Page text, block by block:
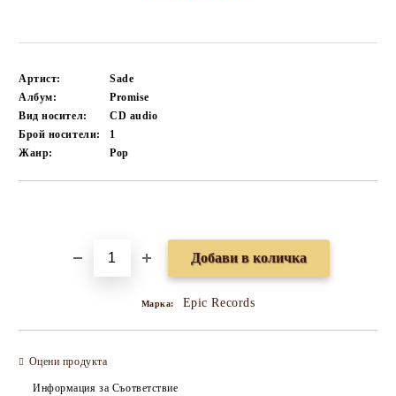
Артист:
Sade
Албум:
Promise
Вид носител:
CD audio
Брой носители:
1
Жанр:
Pop
Марка: Epic Records
Оцени продукта
Информация за Съответствие